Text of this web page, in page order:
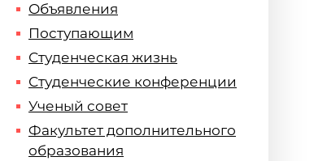
Объявления
Поступающим
Студенческая жизнь
Студенческие конференции
Ученый совет
Факультет дополнительного
образования